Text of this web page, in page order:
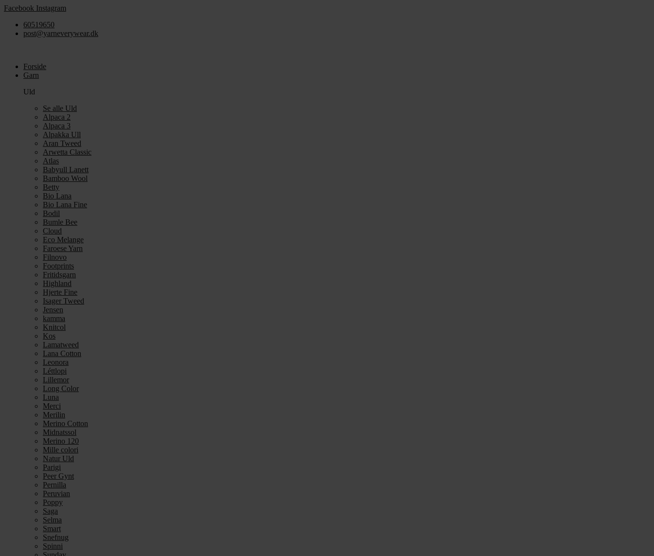
Videre
indhold
Facebook Instagram
60519650
post@yarneverywear.dk
Forside
Garn
Uld
Se alle Uld
Alpaca 2
Alpaca 3
Alpakka Ull
Aran Tweed
Arwetta Classic
Atlas
Babyull Lanett
Bamboo Wool
Betty
Bio Lana
Bio Lana Fine
Bodil
Bumle Bee
Cloud
Eco Melange
Faroese Yarn
Filnovo
Footprints
Fritidsgarn
Highland
Hjerte Fine
Isager Tweed
Jensen
kamma
Knitcol
Kos
Lamatweed
Lana Cotton
Leonora
Léttlopi
Lillemor
Long Color
Luna
Merci
Merilin
Merino Cotton
Midnatssol
Merino 120
Mille colori
Natur Uld
Parigi
Peer Gynt
Pernilla
Peruvian
Poppy
Saga
Selma
Smart
Snefnug
Spinni